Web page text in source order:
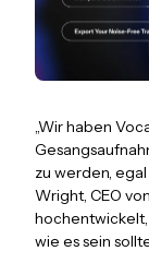
„Wir haben
zu werden,
Wright, CEO
wie es sein